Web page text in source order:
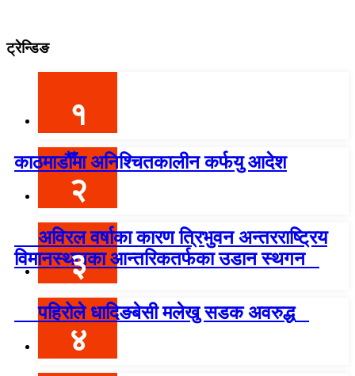
ट्रेन्डिङ
१
काठमाडौँमा अनिश्चितकालीन कर्फयु आदेश
२
अविरल वर्षाका कारण त्रिभुवन अन्तरराष्ट्रिय
विमानस्थलका आन्तरिकतर्फका उडान स्थगन
३
पहिरोले धादिङबेसी मलेखु सडक अवरुद्ध
४